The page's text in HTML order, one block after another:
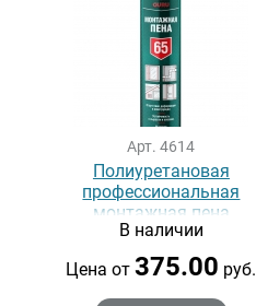
Арт. 4614
Полиуретановая
профессиональная
монтажная пена
DONEWELL 65, 1000 мл
В наличии
Цена от375.00 руб.